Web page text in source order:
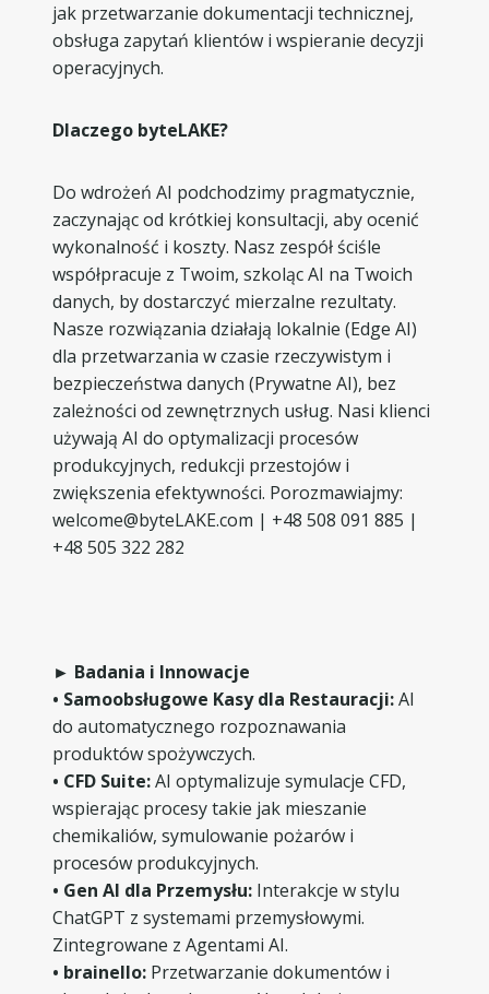
jak przetwarzanie dokumentacji technicznej,
obsługa zapytań klientów i wspieranie decyzji
operacyjnych.
Dlaczego byteLAKE?
Do wdrożeń AI podchodzimy pragmatycznie,
zaczynając od krótkiej konsultacji, aby ocenić
wykonalność i koszty. Nasz zespół ściśle
współpracuje z Twoim, szkoląc AI na Twoich
danych, by dostarczyć mierzalne rezultaty.
Nasze rozwiązania działają lokalnie (Edge AI)
dla przetwarzania w czasie rzeczywistym i
bezpieczeństwa danych (Prywatne AI), bez
zależności od zewnętrznych usług. Nasi klienci
używają AI do optymalizacji procesów
produkcyjnych, redukcji przestojów i
zwiększenia efektywności. Porozmawiajmy:
welcome@byteLAKE.com | +48 508 091 885 |
+48 505 322 282
► Badania i Innowacje
• Samoobsługowe Kasy dla Restauracji:AI
do automatycznego rozpoznawania
produktów spożywczych.
• CFD Suite:AI optymalizuje symulacje CFD,
wspierając procesy takie jak mieszanie
chemikaliów, symulowanie pożarów i
procesów produkcyjnych.
• Gen AI dla Przemysłu: Interakcje w stylu
ChatGPT z systemami przemysłowymi.
Zintegrowane z Agentami AI.
• brainello: Przetwarzanie dokumentów i